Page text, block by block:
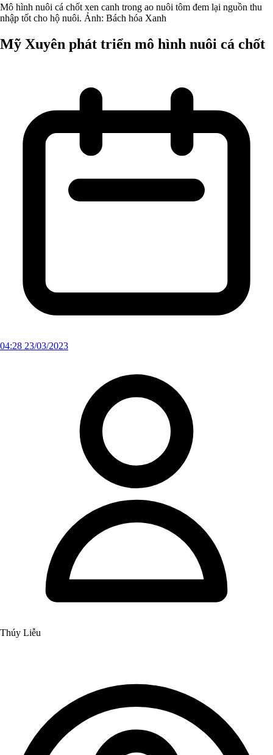
Mô hình nuôi cá chốt xen canh trong ao nuôi tôm đem lại nguồn thu
nhập tốt cho hộ nuôi. Ảnh: Bách hóa Xanh
Mỹ Xuyên phát triển mô hình nuôi cá chốt
04:28 23/03/2023
Thúy Liễu